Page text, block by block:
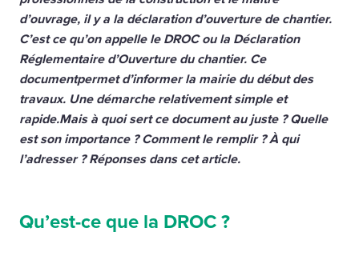
d’ouvrage, il y a la déclaration d’ouverture de chantier.
C’est ce qu’on appelle le DROC ou la Déclaration
Réglementaire d’Ouverture du chantier. Ce
documentpermet d’informer la mairie du début des
travaux. Une démarche relativement simple et
rapide.Mais à quoi sert ce document au juste ? Quelle
est son importance ? Comment le remplir ? À qui
l’adresser ? Réponses dans cet article.
Qu’est-ce que la DROC ?